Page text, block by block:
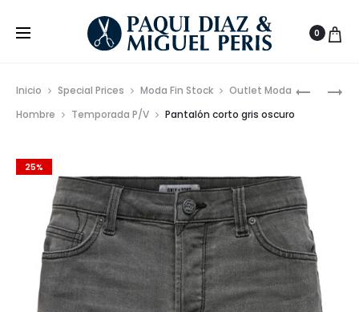
0
Inicio Special Prices Moda Fin Stock
Outlet Moda
Hombre
Temporada P/V Pantalón corto gris oscuro
25%